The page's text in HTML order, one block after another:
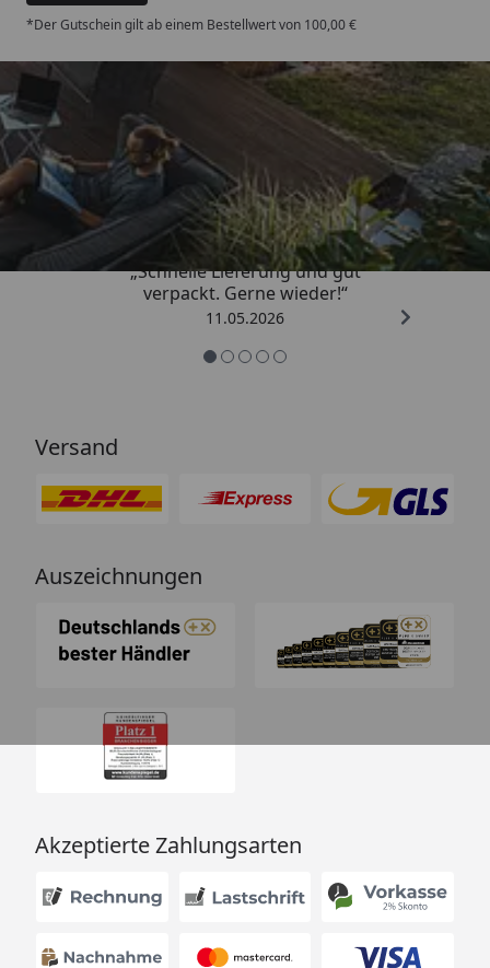
*Der Gutschein gilt ab einem Bestellwert von 100,00 €
Trusted Shops
4,93/ 5
„Schnelle Lieferung und gut
verpackt. Gerne wieder!“
11.05.2026
Versand
Auszeichnungen
Akzeptierte Zahlungsarten